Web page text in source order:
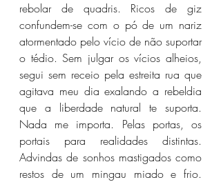
rebolar de quadris. Ricos de giz
confundem-se com o pó de um nariz
atormentado pelo vício de não suportar
o tédio. Sem julgar os vícios alheios,
segui sem receio pela estreita rua que
agitava meu dia exalando a rebeldia
que a liberdade natural te suporta.
Nada me importa. Pelas portas, os
portais para realidades distintas.
Advindas de sonhos mastigados como
restos de um mingau miado e frio.